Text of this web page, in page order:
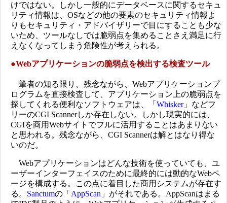
けではない。しかし一般的にデータベースに関するセキュ
リティ情報は、OSなどの他の要素のセキュリティ情報よ
りもセキュリティ・アドバイザリーで目にすることも少な
いため、ツールなしでは脆弱点を集めることさえ満足に行
えなくなってしまう危険性が考えられる。
●Webアプリケーションの脆弱点を検出する検査ツール
筆者の知る限り、残念ながら、Webアプリケーションプ
ログラムを直接検査して、アプリケーション上の脆弱点を
探してくれる便利なソフトウェアは、「 Whisker」などフ
リーのCGI Scannerしか存在しない。しかし現実的には、
CGIを商用Webサイトでフルに活用することはあまりない
と思われる。残念ながら、CGI Scannerは解とはなり得な
いのだ。
Webアプリケーションはどんな技術を使っていても、ユ
ーザーインターフェイスのために最終的には動的なWebペ
ージを構成する。この点に着目した商用システムが存在す
る。 Sanctumの「 AppScan 」がそれである。AppScanはまる